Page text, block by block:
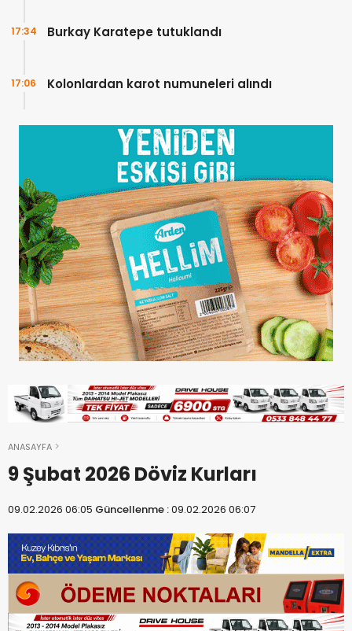
Burkay Karatepe tutuklandı
17:34
Kolonlardan karot numuneleri alındı
17:06
ANASAYFA
9 Şubat 2026 Döviz Kurları
09.02.2026 06:05 Güncellenme :09.02.2026 06:07